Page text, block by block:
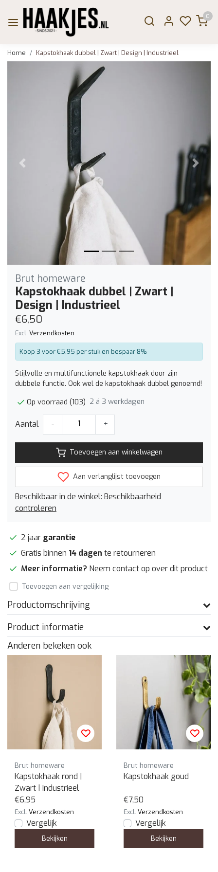
0
Home Kapstokhaak dubbel | Zwart | Design | Industrieel
Vorige
Brut homeware
Kapstokhaak dubbel | Zwart |
Design | Industrieel
€6,50
Excl. Verzendkosten
Koop 3 voor €5,95 per stuk en bespaar 8%
Stijlvolle en multifunctionele kapstokhaak door zijn
dubbele functie. Ook wel de kapstokhaak dubbel genoemd!
Op voorraad (103) 2 á 3 werkdagen
Aantal - +
Toevoegen aan winkelwagen
Aan verlanglijst toevoegen
Beschikbaar in de winkel: Beschikbaarheid
controleren
2 jaar garantie
Gratis binnen 14 dagen te retourneren
Meer informatie? Neem contact op over dit product
Toevoegen aan vergelijking
Productomschrijving
Product informatie
Anderen bekeken ook
Brut homeware
Kapstokhaak rond |
Zwart | Industrieel
€6,95
Excl. Verzendkosten
Vergelijk
Bekijken
Brut homeware
Kapstokhaak goud
€7,50
Excl. Verzendkosten
Vergelijk
Bekijken